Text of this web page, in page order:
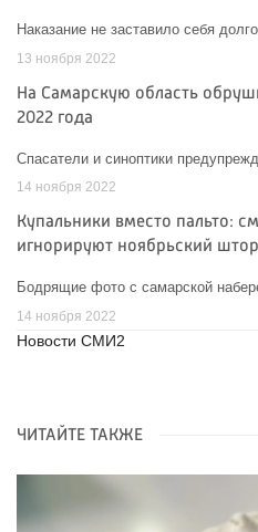
Наказание не заставило себя
13 ноября 2022
На Самарскую область
2022 года
Спасатели и синоптики
14 ноября 2022
Купальники вместо пальто:
игнорируют ноябрьский
Бодрящие фото с самарской
14 ноября 2022
Новости СМИ2
ЧИТАЙТЕ ТАКЖЕ